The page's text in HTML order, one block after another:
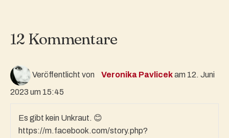
12 Kommentare
Veröffentlicht von Veronika Pavlicekam 12. Juni
2023 um 15:45
Es gibt kein Unkraut. 😊
https://m.facebook.com/story.php?